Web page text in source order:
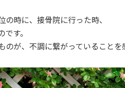
の時に、接骨院に行った時、
す。
のが、不調に繋がっていること